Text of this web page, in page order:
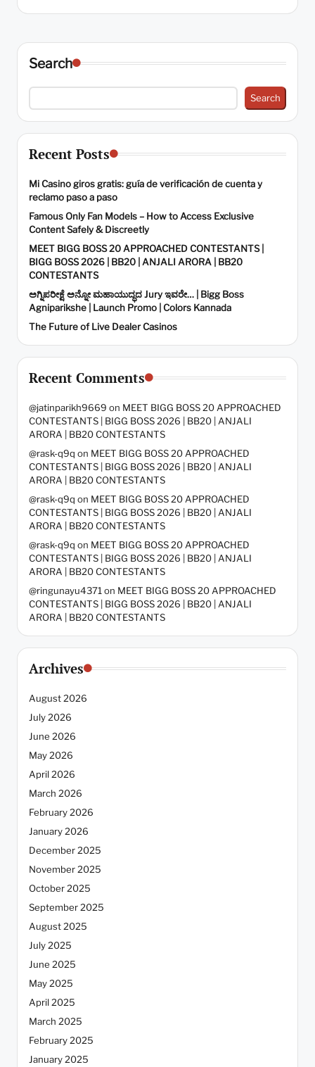
Search
Search
Recent Posts
Mi Casino giros gratis: guía de verificación de cuenta y
reclamo paso a paso
Famous Only Fan Models – How to Access Exclusive
Content Safely & Discreetly
MEET BIGG BOSS 20 APPROACHED CONTESTANTS |
BIGG BOSS 2026 | BB20 | ANJALI ARORA | BB20
CONTESTANTS
ಅಗ್ನಿಪರೀಕ್ಷೆ ಅನ್ನೋ ಮಹಾಯುದ್ಧದ Jury ಇವರೇ… | Bigg Boss
Agniparikshe | Launch Promo | Colors Kannada
The Future of Live Dealer Casinos
Recent Comments
@jatinparikh9669 on MEET BIGG BOSS 20 APPROACHED
CONTESTANTS | BIGG BOSS 2026 | BB20 | ANJALI
ARORA | BB20 CONTESTANTS
@rask-q9q on MEET BIGG BOSS 20 APPROACHED
CONTESTANTS | BIGG BOSS 2026 | BB20 | ANJALI
ARORA | BB20 CONTESTANTS
@rask-q9q on MEET BIGG BOSS 20 APPROACHED
CONTESTANTS | BIGG BOSS 2026 | BB20 | ANJALI
ARORA | BB20 CONTESTANTS
@rask-q9q on MEET BIGG BOSS 20 APPROACHED
CONTESTANTS | BIGG BOSS 2026 | BB20 | ANJALI
ARORA | BB20 CONTESTANTS
@ringunayu4371on MEET BIGG BOSS 20 APPROACHED
CONTESTANTS | BIGG BOSS 2026 | BB20 | ANJALI
ARORA | BB20 CONTESTANTS
Archives
August 2026
July 2026
June 2026
May 2026
April 2026
March 2026
February 2026
January 2026
December 2025
November 2025
October 2025
September 2025
August 2025
July 2025
June 2025
May 2025
April 2025
March 2025
February 2025
January 2025